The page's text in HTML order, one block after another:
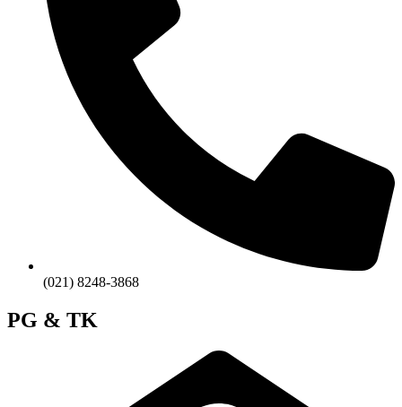
(021) 8248-3868
PG & TK